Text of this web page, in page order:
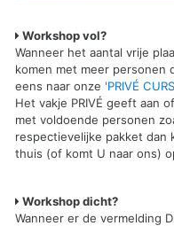
Workshop vol?
Wanneer het aantal vrije
komen met meer personen
eens naar onze 'PRIVÉ
Het vakje PRIVÉ geeft aan
met voldoende personen
respectievelijke pakket dan
thuis (of komt U naar ons)
Workshop dicht?
Wanneer er de vermelding